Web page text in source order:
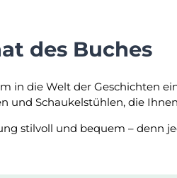
des Buches
in die Welt der Geschichten
und Schaukelstühlen, die
stilvoll und bequem – denn